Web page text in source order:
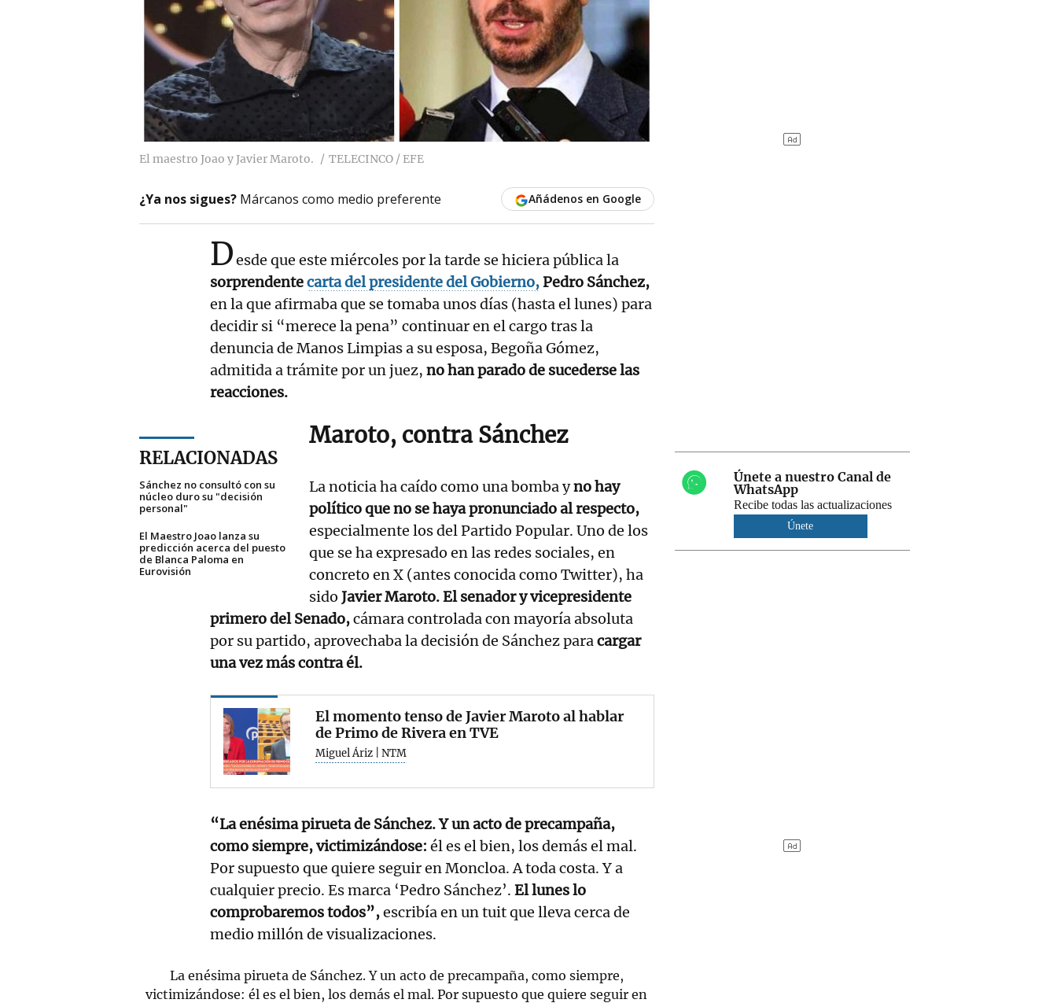
El maestro Joao y Javier Maroto. TELECINCO / EFE
¿Ya nos sigues? Márcanos como medio preferente Añádenos en Google
Desde que este miércoles por la tarde se hiciera pública la
sorprendentecarta del presidente del Gobierno,Pedro Sánchez,
en la que afirmaba que se tomaba unos días (hasta el lunes) para
decidir si “merece la pena” continuar en el cargo tras la
denuncia de Manos Limpias a su esposa, Begoña Gómez,
admitida a trámite por un juez, no han parado de sucederse las
reacciones.
RELACIONADAS
Sánchez no consultó con su
núcleo duro su "decisión
personal"
El Maestro Joao lanza su
predicción acerca del puesto
de Blanca Paloma en
Eurovisión
Maroto, contra Sánchez
La noticia ha caído como una bomba yno hay
político que no se haya pronunciado al respecto,
especialmente los del Partido Popular. Uno de los
que se ha expresado en las redes sociales, en
concreto en X (antes conocida como Twitter), ha
sidoJavier Maroto. El senador y vicepresidente
primero del Senado,cámara controlada con mayoría absoluta
por su partido, aprovechaba la decisión de Sánchez paracargar
una vez más contra él.
El momento tenso de Javier Maroto al hablar
de Primo de Rivera en TVE
Miguel Áriz | NTM
“La enésima pirueta de Sánchez. Y un acto de precampaña,
como siempre, victimizándose: él es el bien, los demás el mal.
Por supuesto que quiere seguir en Moncloa. A toda costa. Y a
cualquier precio. Es marca ‘Pedro Sánchez’. El lunes lo
comprobaremos todos”,escribía en un tuit que lleva cerca de
medio millón de visualizaciones.
La enésima pirueta de Sánchez. Y un acto de precampaña, como siempre,
victimizándose: él es el bien, los demás el mal. Por supuesto que quiere seguir en
Únete a nuestro Canal de
WhatsApp
Recibe todas las actualizaciones
Únete